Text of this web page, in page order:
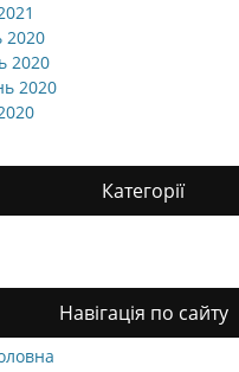
2020
2020
2020
Категорії
Навігація по сайту